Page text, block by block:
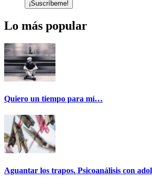
Lo más popular
Quiero un tiempo para mí…
Aguantar los trapos. Psicoanálisis con